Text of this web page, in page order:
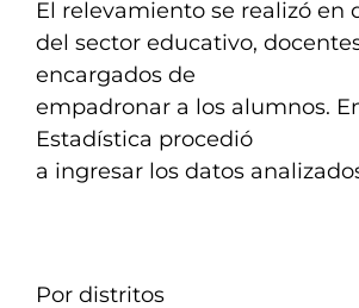
El relevamiento se realizó en
del sector educativo,
encargados de
empadronar a los alumnos.
Estadística procedió
a ingresar los datos
Por distritos